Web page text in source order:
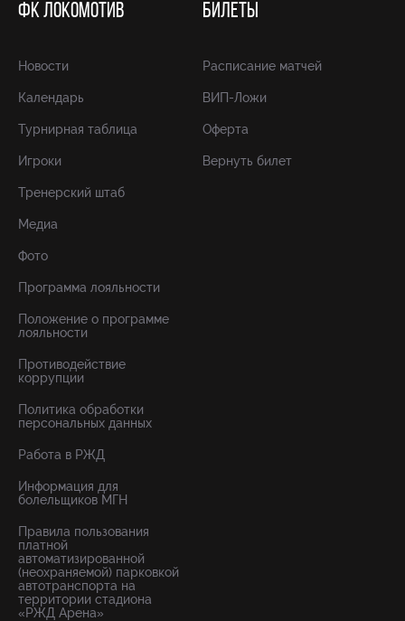
ФК ЛОКОМОТИВ
Новости
Календарь
Турнирная таблица
Игроки
Тренерский штаб
Медиа
Фото
Программа лояльности
Положение о программе
лояльности
Противодействие
коррупции
Политика обработки
персональных данных
Работа в РЖД
Информация для
болельщиков МГН
Правила пользования
платной
автоматизированной
(неохраняемой) парковкой
автотранспорта на
территории стадиона
«РЖД Арена»
БИЛЕТЫ
Расписание матчей
ВИП-Ложи
Оферта
Вернуть билет